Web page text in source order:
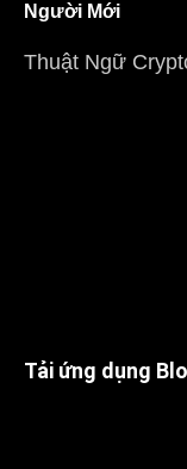
Người Mới
Thuật Ngữ
Tải ứng dụng